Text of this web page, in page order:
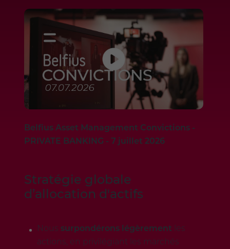
Belfius Asset Management Convictions -
PRIVATE BANKING - 7 juillet 2026
Stratégie globale
d’allocation d'actifs
Nous surpondérons légèrement les
actions, en privilégiant les marchés